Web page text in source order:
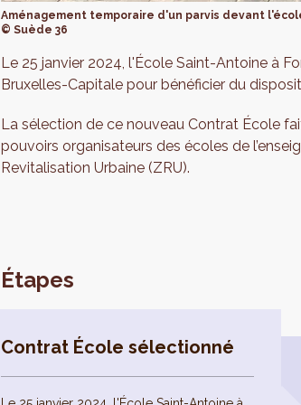
Aménagement temporaire d'un parvis devant
© Suède 36
Le 25 janvier 2024, l'École Saint-Antoine à
Bruxelles-Capitale pour bénéficier du
La sélection de ce nouveau Contrat École
pouvoirs organisateurs des écoles de
Revitalisation Urbaine (ZRU).
Étapes
Contrat École sélectionné